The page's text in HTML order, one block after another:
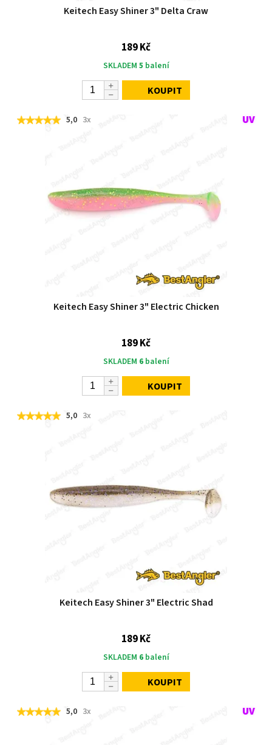
Keitech Easy Shiner 3" Delta Craw
189 Kč
SKLADEM 5 balení
KOUPIT
5,0 3x
Keitech Easy Shiner 3" Electric Chicken
189 Kč
SKLADEM 6balení
KOUPIT
5,0 3x
Keitech Easy Shiner 3" Electric Shad
189 Kč
SKLADEM 6balení
KOUPIT
5,0 3x